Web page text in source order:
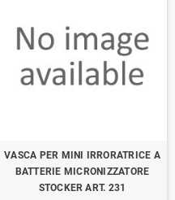
VASCA PER MINI IRRORATRICE A
BATTERIE MICRONIZZATORE
STOCKER ART. 231